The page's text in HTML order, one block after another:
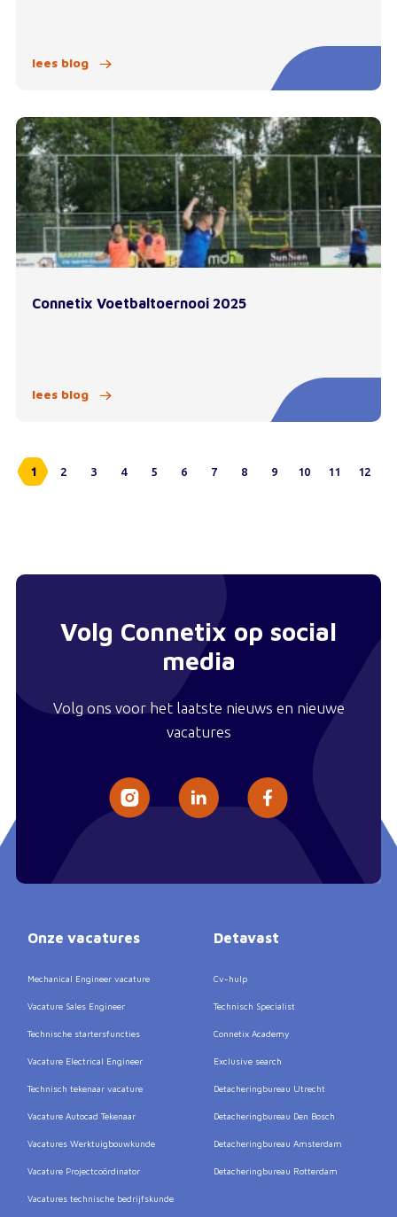
lees blog
Connetix Voetbaltoernooi 2025
lees blog
1 2 3 4 5 6 7 8 9 10 11 12
Volg Connetix op social
media
Volg ons voor het laatste nieuws en nieuwe
vacatures
Onze vacatures
Mechanical Engineer vacature
Vacature Sales Engineer
Technische startersfuncties
Vacature Electrical Engineer
Technisch tekenaar vacature
Vacature Autocad Tekenaar
Vacatures Werktuigbouwkunde
Vacature Projectcoördinator
Vacatures technische bedrijfskunde
Detavast
Cv-hulp
Technisch Specialist
Connetix Academy
Exclusive search
Detacheringbureau Utrecht
Detacheringbureau Den Bosch
Detacheringbureau Amsterdam
Detacheringbureau Rotterdam